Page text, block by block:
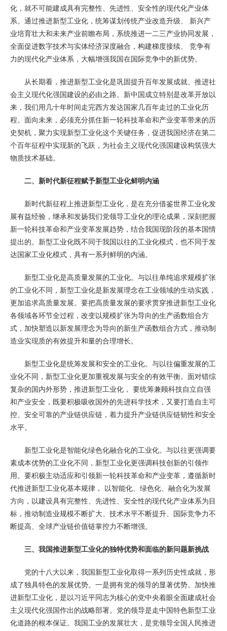
化，就不可能建成具有完整性、先进性、安全性的现代化产业体
系。通过推进新型工业化，统筹谋划传统产业改造升级、 新兴产
业培育壮大和未来产业前瞻布局，系统推进一二三产业协同发展，
全面促进数字技术与实体经济深度融合，构建梯度接续、 竞争有
力的现代化产业体系，大幅增强我国在国际竞争中的新优势。
从长期看，推进新型工业化是巩固提升百年发展成就、推进社
会主义现代化强国建设的必由之路。新中国成立特别是改革开放以
来，我们用几十年时间走完西方发达国家几百年走过的工业化历
程。面向未来，必须充分抓住新一轮科技革命和产业变革带来的历
史契机，聚力实现新型工业化这个关键任务，促进我国经济在第二
个百年征程中实现新的飞跃，为社会主义现代化强国建设构筑强大
物质技术基础。
二、新时代新征程赋予新型工业化鲜明内涵
新时代新征程上推进新型工业化，是在充分借鉴世界工业化发
展有益经验，继承和发扬我们党领导工业化的理论成果，深刻把握
新一轮科技革命和产业变革发展趋势，结合我国现阶段的基本国情
提出的。新型工业化既不同于我国以往的工业化模式，也不同于发
达国家工业化模式，具有一系列鲜明的内涵。
新型工业化是高质量发展的工业化。与以往单纯追求规模扩张
的工业化不同，新型工业化是新发展理念在工业领域的生动实践，
更加追求高质量发展。要把高质量发展的要求贯穿推进新型工业化
各领域各环节全过程，改变以规模扩张为导向的生产函数组合方
式，加快塑造以新发展理念为导向的新生产函数组合方式，推动制
造业实现质的有效提升和量的合理增长。
新型工业化是统筹发展和安全的工业化。与以往偏重发展的工
业化不同，新型工业化更加重视发展与安全的有效平衡。面对错综
复杂的国内外形势，推进新型工业化， 要统筹兼顾科技自立自强
和产业安全，既要积极吸收国外的先进科学技术，又要打造自主可
控、安全可靠的产业链供应链，着力提升产业链供应链韧性和安全
水平。
新型工业化是智能化绿色化融合化的工业化。与以往更强调要
素成本优势的工业化不同，新型工业化更强调科技创新的引领作
用。要积极主动适应和引领新一轮科技革命和产业变革，遵循新时
代推进新型工业化基本规律， 以智能化、绿色化、融合化为发展
方向，以建设具有完整性、先进性、安全性的现代化产业体系为目
标，推动制造业规模不断扩大、技术水平不断提升、国际竞争力不
断提高、全球产业链价值链掌控力不断增强。
三、我国推进新型工业化的独特优势和面临的新问题新挑战
党的十八大以来，我国新型工业化取得一系列历史性成就，形
成了独具特色的发展优势。一是拥有党的领导的显著优势。加快推
进新型工业化，是以习近平同志为核心的党中央着眼全面建成社会
主义现代化强国作出的战略部署。党的领导是走中国特色新型工业
化道路的根本保证。我国工业的发展壮大，是党领导全国人民推进